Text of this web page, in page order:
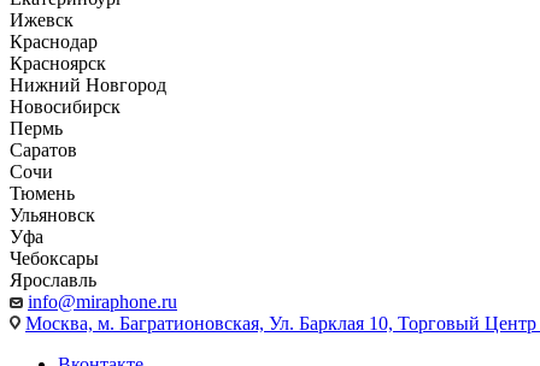
Ижевск
Краснодар
Красноярск
Нижний Новгород
Новосибирск
Пермь
Саратов
Сочи
Тюмень
Ульяновск
Уфа
Чебоксары
Ярославль
info@miraphone.ru
Москва, м. Багратионовская, Ул. Барклая 10, Торговый